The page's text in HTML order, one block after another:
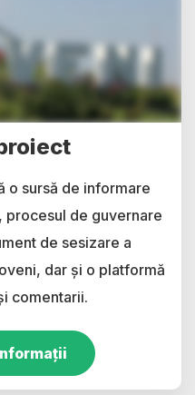
o sursă de informare
procesul de guvernare
de sesizare a
dar și o platformă
comentarii.